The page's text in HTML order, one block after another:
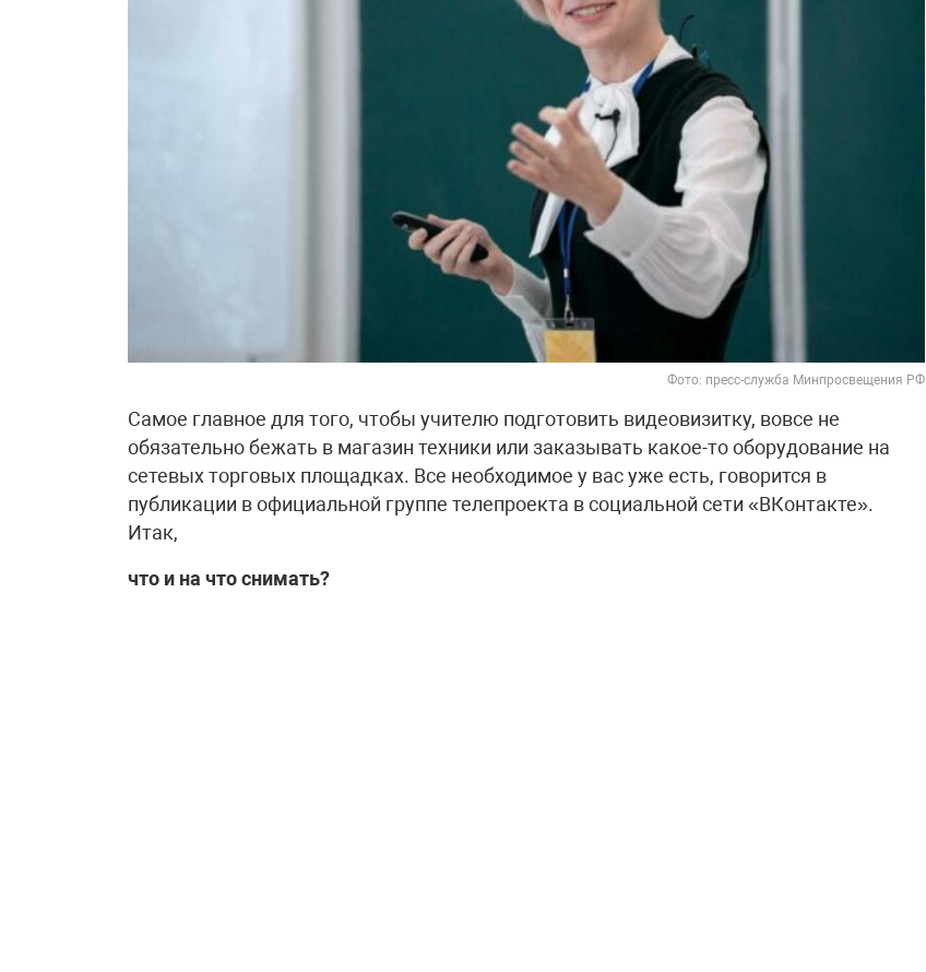
Фото: пресс-служба Минпросвещения РФ
Самое главное для того, чтобы учителю подготовить видеовизитку, вовсе не
обязательно бежать в магазин техники или заказывать какое-то оборудование на
сетевых торговых площадках. Все необходимое у вас уже есть, говорится в
публикации в официальной группе телепроекта в социальной сети «ВКонтакте».
Итак,
что и на что снимать?